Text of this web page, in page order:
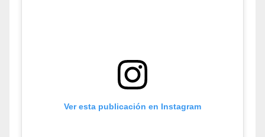
Ver esta publicación en Instagram